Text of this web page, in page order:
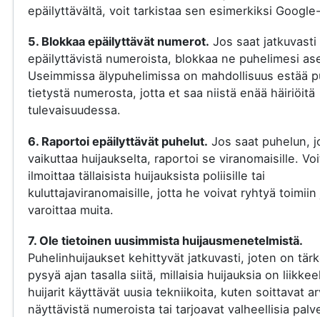
epäilyttävältä, voit tarkistaa sen esimerkiksi
5. Blokkaa epäilyttävät numerot. Jos saat jatkuvasti
epäilyttävistä numeroista, blokkaa ne puhelimesi
Useimmissa älypuhelimissa on mahdollisuus estää
tietystä numerosta, jotta et saa niistä enää häiriöitä
tulevaisuudessa.
6. Raportoi epäilyttävät puhelut. Jos saat puhelun,
vaikuttaa huijaukselta, raportoi se viranomaisille.
ilmoittaa tällaisista huijauksista poliisille tai
kuluttajaviranomaisille, jotta he voivat ryhtyä toimiin
varoittaa muita.
7. Ole tietoinen uusimmista huijausmenetelmistä.
Puhelinhuijaukset kehittyvät jatkuvasti, joten on
pysyä ajan tasalla siitä, millaisia huijauksia on
huijarit käyttävät uusia tekniikoita, kuten soittavat
näyttävistä numeroista tai tarjoavat valheellisia